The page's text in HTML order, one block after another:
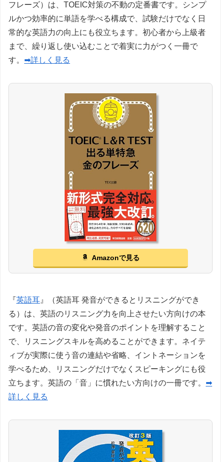
フレーズ）は、TOEIC対策の不動の定番書です。シンプ
ルかつ効率的に単語を学べる構成で、試験だけでなく日
常的な英語力の向上にも役立ちます。初心者から上級者
まで、繰り返し使い込むことで着実に力がつく一冊で
す。 ➡詳しく見る
Amazonで見る
『英語耳 』（英語耳 発音ができるとリスニングができ
る）は、英語のリスニング力を向上させたい方向けの本
です。英語の音の変化や発音のポイントを理解すること
で、リスニングスキルを高めることができます。ネイテ
ィブが実際に使う音の連結や省略、イントネーションを
学べるため、リスニングだけでなくスピーキングにも役
立ちます。英語の「音」に慣れたい方向けの一冊です。 ➡
詳しく見る